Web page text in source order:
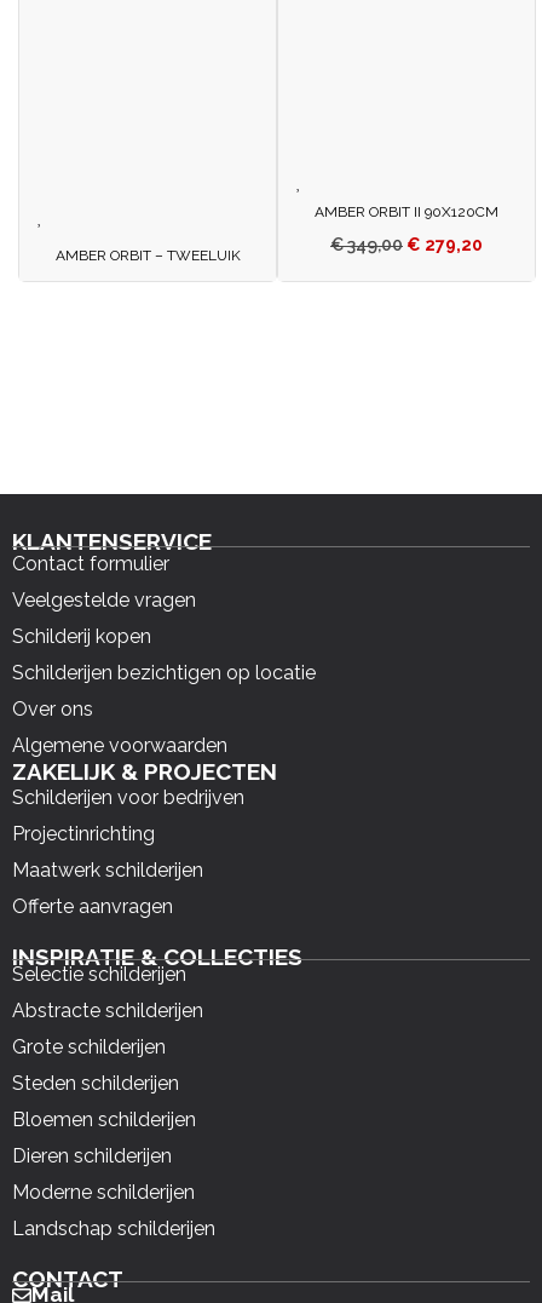
AMBER ORBIT – TWEELUIK
AMBER ORBIT II 90X120CM
€349,00 € 279,20
KLANTENSERVICE
Contact formulier
Veelgestelde vragen
Schilderij kopen
Schilderijen bezichtigen op locatie
Over ons
Algemene voorwaarden
ZAKELIJK & PROJECTEN
Schilderijen voor bedrijven
Projectinrichting
Maatwerk schilderijen
Offerte aanvragen
INSPIRATIE & COLLECTIES
Selectie schilderijen
Abstracte schilderijen
Grote schilderijen
Steden schilderijen
Bloemen schilderijen
Dieren schilderijen
Moderne schilderijen
Landschap schilderijen
CONTACT
Mail